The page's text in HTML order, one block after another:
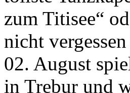
zum Titisee“
nicht
02. August
in Trebur und